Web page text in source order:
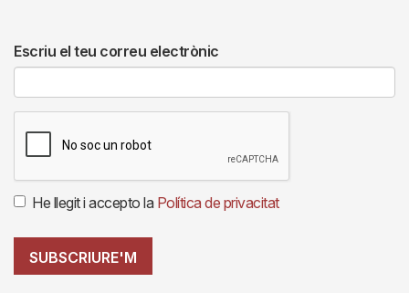
Escriu el teu correu electrònic
He llegit i accepto la Política de privacitat
SUBSCRIURE'M